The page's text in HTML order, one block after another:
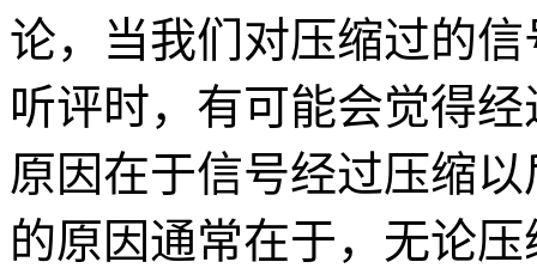
论，当我们对压缩过的
听评时，有可能会觉得
原因在于信号经过压缩
的原因通常在于，无论